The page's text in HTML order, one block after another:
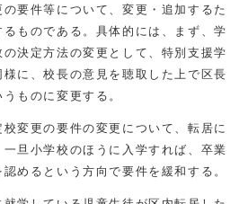
要件等について、変更・追加するた
ものである。具体的には、まず、学
決定方法の変更として、特別支援学
に、校長の意見を聴取した上で区長
ものに変更する。
変更の要件の変更について、転居に
旦小学校のほうに入学すれば、卒業
めるという方向で要件を緩和する。